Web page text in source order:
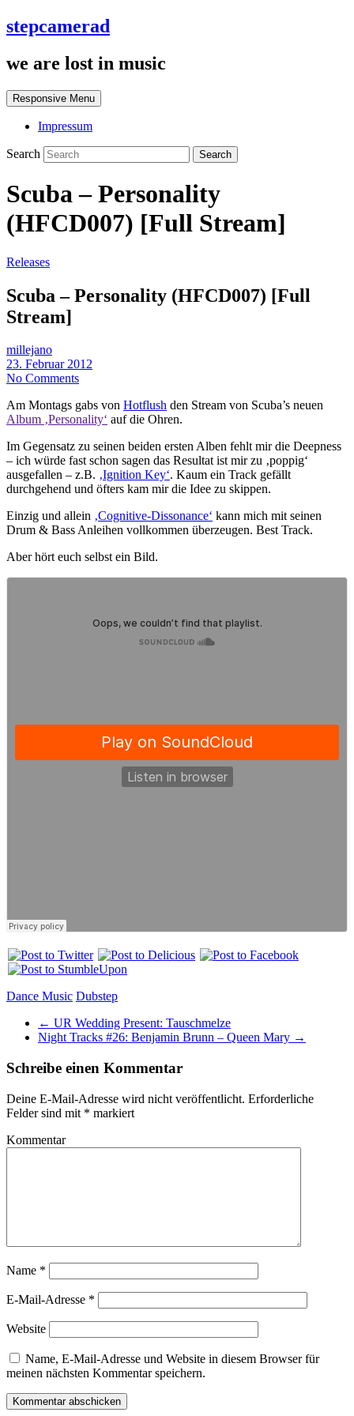
stepcamerad
we are lost in music
Responsive Menu
Impressum
Search
Scuba – Personality
(HFCD007) [Full Stream]
Releases
Scuba – Personality (HFCD007) [Full
Stream]
millejano
23. Februar 2012
No Comments
Am Montags gabs von Hotflush den Stream von Scuba’s neuen
Album ‚Personality‘ auf die Ohren.
Im Gegensatz zu seinen beiden ersten Alben fehlt mir die Deepness
– ich würde fast schon sagen das Resultat ist mir zu ‚poppig‘
ausgefallen – z.B. ‚Ignition Key‘. Kaum ein Track gefällt
durchgehend und öfters kam mir die Idee zu skippen.
Einzig und allein ‚Cognitive-Dissonance‘ kann mich mit seinen
Drum & Bass Anleihen vollkommen überzeugen. Best Track.
Aber hört euch selbst ein Bild.
Dance Music Dubstep
← UR Wedding Present: Tauschmelze
Night Tracks #26: Benjamin Brunn – Queen Mary →
Schreibe einen Kommentar
Deine E-Mail-Adresse wird nicht veröffentlicht. Erforderliche
Felder sind mit * markiert
Kommentar
Name *
E-Mail-Adresse *
Website
Name, E-Mail-Adresse und Website in diesem Browser für
meinen nächsten Kommentar speichern.